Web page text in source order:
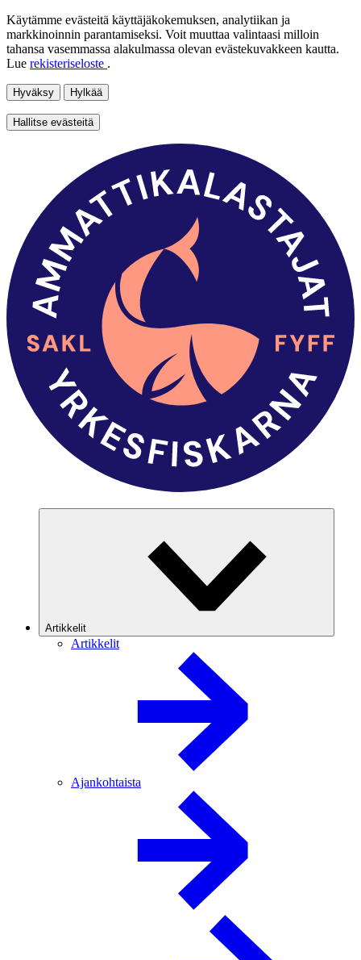
Käytämme evästeitä käyttäjäkokemuksen, analytiikan ja
markkinoinnin parantamiseksi. Voit muuttaa valintaasi milloin
tahansa vasemmassa alakulmassa olevan evästekuvakkeen kautta.
Lue rekisteriseloste .
Hyväksy Hylkää
Hallitse evästeitä
Artikkelit
Artikkelit
Ajankohtaista